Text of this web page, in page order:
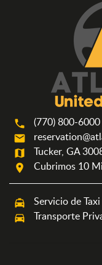
phone (770) 800-6000
mail
map Tucker, GA
room Cubrimos 10
local_taxi Servicio de Taxi
directions_car Transporte